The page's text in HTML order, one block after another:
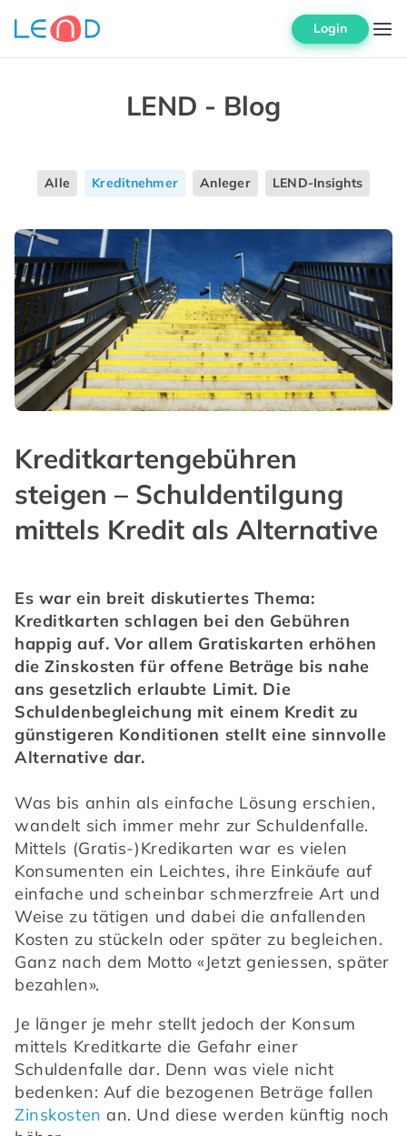
Login
LEND - Blog
Alle Kreditnehmer Anleger LEND-Insights
Kreditkartengebühren
steigen – Schuldentilgung
mittels Kredit als Alternative
Es war ein breit diskutiertes Thema:
Kreditkarten schlagen bei den Gebühren
happig auf. Vor allem Gratiskarten erhöhen
die Zinskosten für offene Beträge bis nahe
ans gesetzlich erlaubte Limit. Die
Schuldenbegleichung mit einem Kredit zu
günstigeren Konditionen stellt eine sinnvolle
Alternative dar.
Was bis anhin als einfache Lösung erschien,
wandelt sich immer mehr zur Schuldenfalle.
Mittels (Gratis-)Kredikarten war es vielen
Konsumenten ein Leichtes, ihre Einkäufe auf
einfache und scheinbar schmerzfreie Art und
Weise zu tätigen und dabei die anfallenden
Kosten zu stückeln oder später zu begleichen.
Ganz nach dem Motto «Jetzt geniessen, später
bezahlen».
Je länger je mehr stellt jedoch der Konsum
mittels Kreditkarte die Gefahr einer
Schuldenfalle dar. Denn was viele nicht
Zinskosten an. Und diese werden künftig noch